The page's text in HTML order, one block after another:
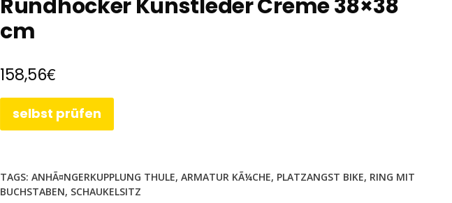
Rundhocker Kunstleder Creme 38×38
cm
158,56€
selbst prüfen
TAGS: ANHÃ¤NGERKUPPLUNG THULE, ARMATUR KÃ¼CHE, PLATZANGST BIKE, RING MIT
BUCHSTABEN, SCHAUKELSITZ